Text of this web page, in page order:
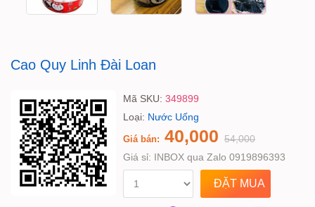
Cao Quy Linh Đài Loan
Mã SKU: 349899
Loại: Nước Uống
Giá bán: 40,000 54,000
Giá sỉ: INBOX qua Zalo 0919896393